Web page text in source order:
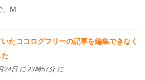
、M
たココログフリーの記事を編集できなく
24日 に 23時57分 に